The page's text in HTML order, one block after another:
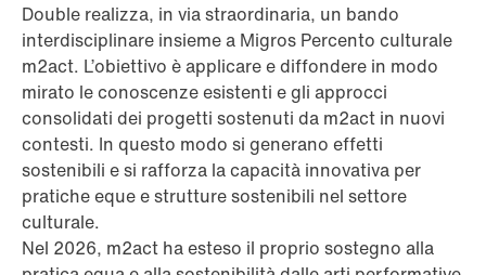
Double realizza, in via straordinaria, un bando
interdisciplinare insieme a Migros Percento culturale
m2act. L’obiettivo è applicare e diffondere in modo
mirato le conoscenze esistenti e gli approcci
consolidati dei progetti sostenuti da m2act in nuovi
contesti. In questo modo si generano effetti
sostenibili e si rafforza la capacità innovativa per
pratiche eque e strutture sostenibili nel settore
culturale.
Nel 2026, m2act ha esteso il proprio sostegno alla